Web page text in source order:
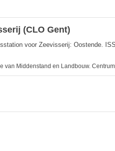
(CLO Gent)
voor Zeevisserij: Oostende.
Middenstand en Landbouw.